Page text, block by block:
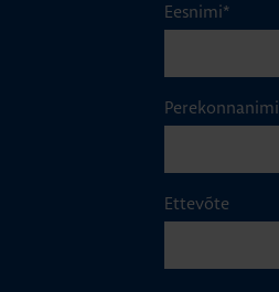
Eesnimi*
Perekonnanimi
Ettevõte